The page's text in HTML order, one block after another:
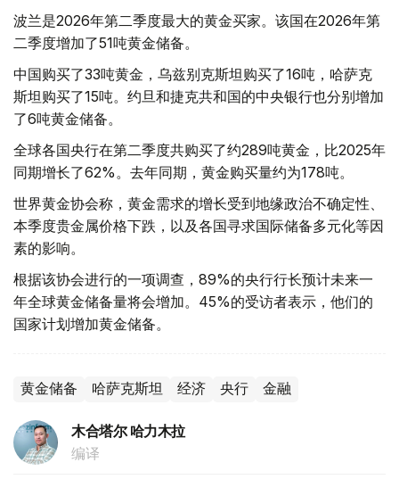
波兰是2026年第二季度最大的黄金买家。该国在2026年第
二季度增加了51吨黄金储备。
中国购买了33吨黄金，乌兹别克斯坦购买了16吨，哈萨克
斯坦购买了15吨。约旦和捷克共和国的中央银行也分别增加
了6吨黄金储备。
全球各国央行在第二季度共购买了约289吨黄金，比2025年
同期增长了62%。去年同期，黄金购买量约为178吨。
世界黄金协会称，黄金需求的增长受到地缘政治不确定性、
本季度贵金属价格下跌，以及各国寻求国际储备多元化等因
素的影响。
根据该协会进行的一项调查，89%的央行行长预计未来一
年全球黄金储备量将会增加。45%的受访者表示，他们的
国家计划增加黄金储备。
黄金储备 哈萨克斯坦 经济 央行 金融
木合塔尔 哈力木拉
编译